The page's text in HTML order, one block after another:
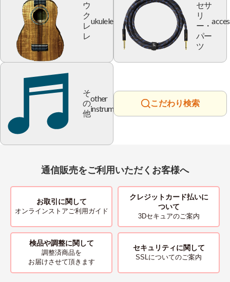
ウ
ク
レ
レ
ukulele
セサ
リ
ー・
パー
ツ
そ
の
他
other
instrument
こだわり検索
通信販売をご利用いただくお客様へ
お取引に関して
オンラインストアご利用ガイド
クレジットカード払いに
ついて
3Dセキュアのご案内
検品や調整に関して
調整済商品を
お届けさせて頂きます
セキュリティに関して
SSLについてのご案内